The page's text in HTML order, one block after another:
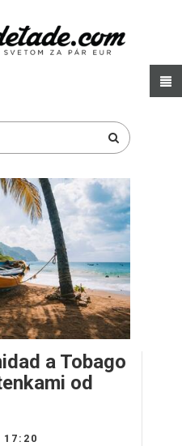
a Tobago
od
17:20